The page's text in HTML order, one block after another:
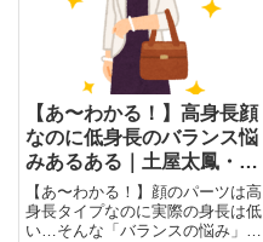
【あ〜わかる！】高身長顔
なのに低身長のバランス悩
みあるある｜土屋太鳳・高
梨沙羅も同タイプ？スタイ
リング術20選
【あ〜わかる！】顔のパーツは高
身長タイプなのに実際の身長は低
い…そんな「バランスの悩み」を